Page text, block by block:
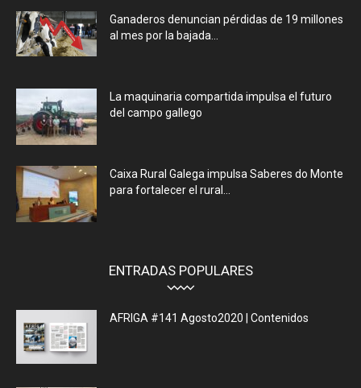
Ganaderos denuncian pérdidas de 19 millones
al mes por la bajada...
La maquinaria compartida impulsa el futuro
del campo gallego
Caixa Rural Galega impulsa Saberes do Monte
para fortalecer el rural...
ENTRADAS POPULARES
AFRIGA #141 Agosto2020 | Contenidos